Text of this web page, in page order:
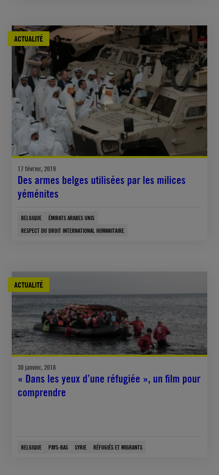
ACTUALITÉ
17 février, 2019
Des armes belges utilisées par les milices
yéménites
BELGIQUE
ÉMIRATS ARABES UNIS
RESPECT DU DROIT INTERNATIONAL HUMANITAIRE
ACTUALITÉ
30 janvier, 2018
« Dans les yeux d’une réfugiée », un film pour
comprendre
BELGIQUE PAYS-BAS SYRIE RÉFUGIÉS ET MIGRANTS